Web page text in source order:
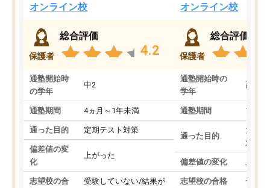
オンライン校
保護者
総合評価
4.2
通塾開始時
の学年
中2
通塾期間 4ヵ月～1年未満
通った目的 定期テスト対策
偏差値の変
化
上がった
志望校の合
受験していない/結果が
オンライン校
保護者
総合評価
通塾開始時の
学年
高3
通塾期間 1～3
通った目的
大学
対策
偏差値の変化
志望校の合格 合格